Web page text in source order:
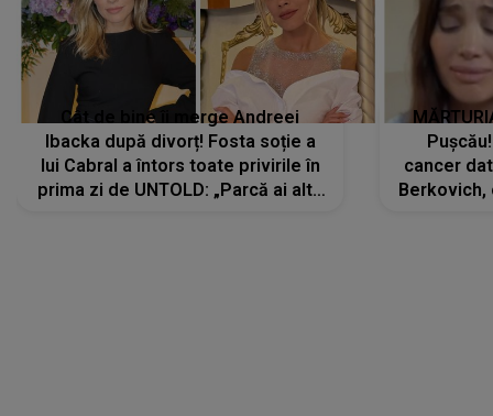
Cât de bine îi merge Andreei
Ibacka după divorț! Fosta soție a
lui Cabral a întors toate privirile în
prima zi de UNTOLD: „Parcă ai altă
cancer
Berkovich,